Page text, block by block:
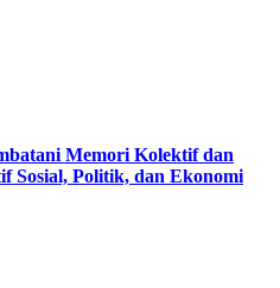
Memori Kolektif dan
Sosial, Politik, dan Ekonomi